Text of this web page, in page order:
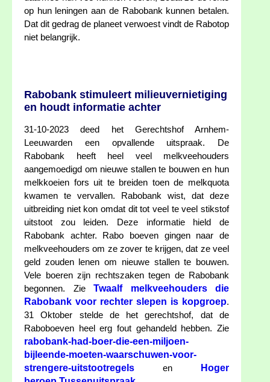
op hun leningen aan de Rabobank kunnen betalen.
Dat dit gedrag de planeet verwoest vindt de Rabotop
niet belangrijk.
Rabobank stimuleert milieuvernietiging
en houdt informatie achter
31-10-2023 deed het Gerechtshof Arnhem-
Leeuwarden een opvallende uitspraak. De
Rabobank heeft heel veel melkveehouders
aangemoedigd om nieuwe stallen te bouwen en hun
melkkoeien fors uit te breiden toen de melkquota
kwamen te vervallen. Rabobank wist, dat deze
uitbreiding niet kon omdat dit tot veel te veel stikstof
uitstoot zou leiden. Deze informatie hield de
Rabobank achter. Rabo boeven gingen naar de
melkveehouders om ze zover te krijgen, dat ze veel
geld zouden lenen om nieuwe stallen te bouwen.
Vele boeren zijn rechtszaken tegen de Rabobank
begonnen. Zie Twaalf melkveehouders die
Rabobank voor rechter slepen is kopgroep.
31 Oktober stelde de het gerechtshof, dat de
Raboboeven heel erg fout gehandeld hebben. Zie
rabobank-had-boer-die-een-miljoen-
bijleende-moeten-waarschuwen-voor-
strengere-uitstootregels en
Hoger